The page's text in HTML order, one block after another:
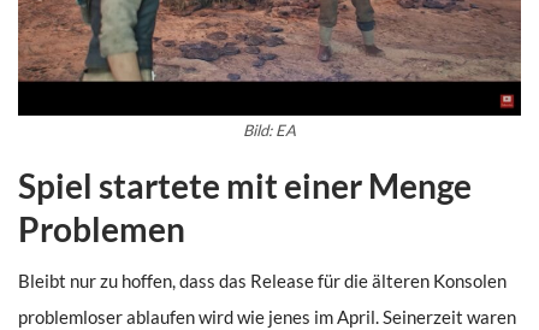
Bild: EA
Spiel startete mit einer Menge
Problemen
Bleibt nur zu hoffen, dass das Release für die älteren Konsolen
problemloser ablaufen wird wie jenes im April. Seinerzeit waren